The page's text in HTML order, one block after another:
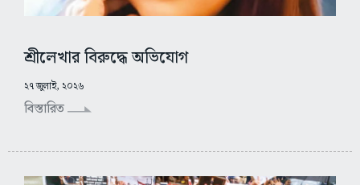
শ্রীলেখার বিরুদ্ধে অভিযোগ
২৭ জুলাই, ২০২৬
বিস্তারিত